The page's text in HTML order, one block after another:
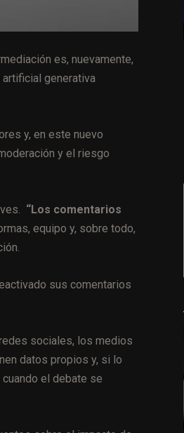
es, nuevamente,
generativa
y, en este nuevo
y el riesgo
“Los comentarios
equipo y, sobre todo,
sus comentarios
sociales, los medios
datos propios y, si lo
el debate se